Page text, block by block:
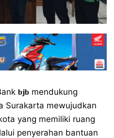
bjb mendukung
Surakarta mewujudkan
yang memiliki ruang
penyerahan bantuan